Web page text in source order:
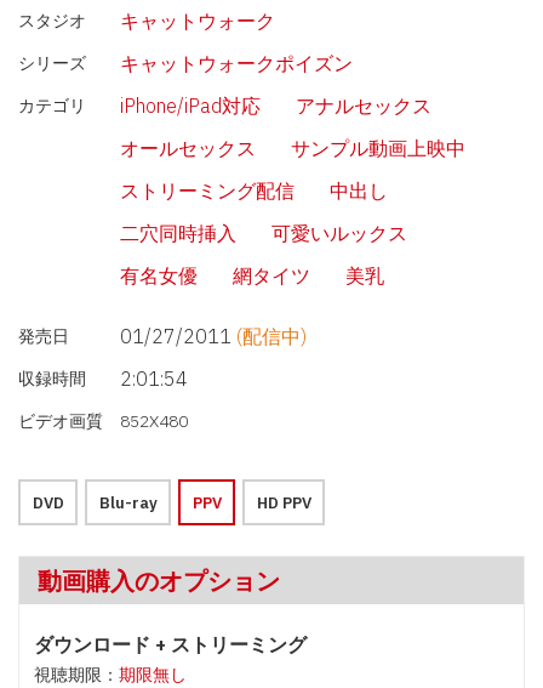
スタジオ キャットウォーク
シリーズ キャットウォークポイズン
カテゴリ iPhone/iPad対応
アナルセックス
オールセックス
サンプル動画上映中
ストリーミング配信
中出し
二穴同時挿入
可愛いルックス
有名女優
網タイツ 美乳
発売日 01/27/2011 (配信中)
収録時間 2:01:54
ビデオ画質 852X480
DVD Blu-ray PPV HD PPV
動画購入のオプション
ダウンロード + ストリーミング
視聴期限： 期限無し